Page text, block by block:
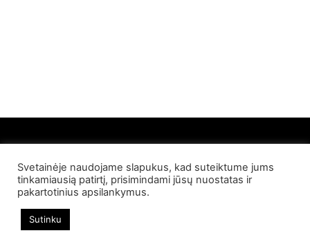
© 2022 Palangos NT. Visos teisės saugomos
Svetainėje naudojame slapukus, kad suteiktume jums
tinkamiausią patirtį, prisimindami jūsų nuostatas ir
pakartotinius apsilankymus.
Sutinku